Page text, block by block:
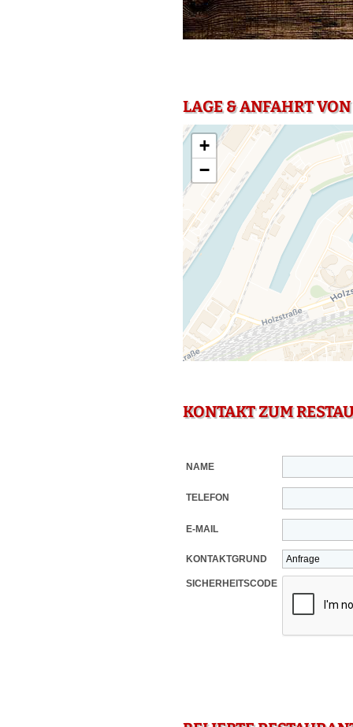
LAGE & ANFAHRT
+
−
KONTAKT ZUM
NAME
TELEFON
E-MAIL
KONTAKTGRUND
SICHERHEITSCODE